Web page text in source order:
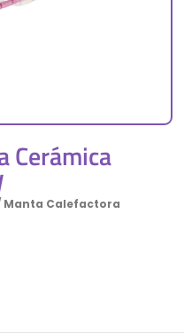
Cerámica
Manta Calefactora